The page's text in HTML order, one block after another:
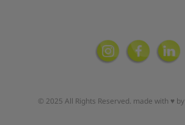
© 2025 All Rights Reserved. made with ♥ by